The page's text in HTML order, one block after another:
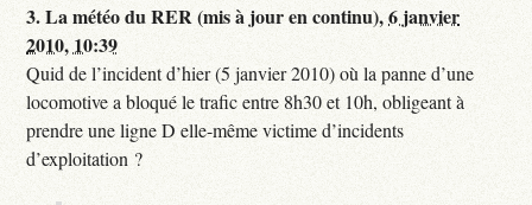
3.La météo du RER (mis à jour en continu),6 janvier
2010, 10:39
Quid de l’incident d’hier (5 janvier 2010) où la panne d’une
locomotive a bloqué le trafic entre 8h30 et 10h, obligeant à
prendre une ligne D elle-même victime d’incidents
d’exploitation ?